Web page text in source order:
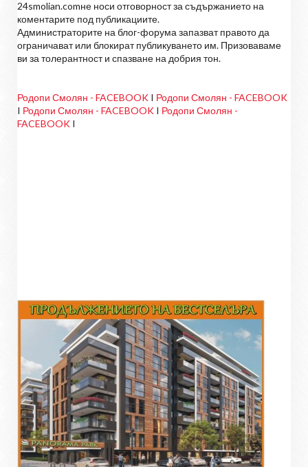
24smolian.comне носи отговорност за съдържанието на
коментарите под публикациите.
Администраторите на блог-форума запазват правото да
ограничават или блокират публикуването им. Призоваваме
ви за толерантност и спазване на добрия тон.
Родопи Смолян - FACEBOOK I Родопи Смолян - FACEBOOK
I Родопи Смолян - FACEBOOK I Родопи Смолян -
FACEBOOK I